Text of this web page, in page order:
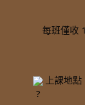
每班僅收
上課地